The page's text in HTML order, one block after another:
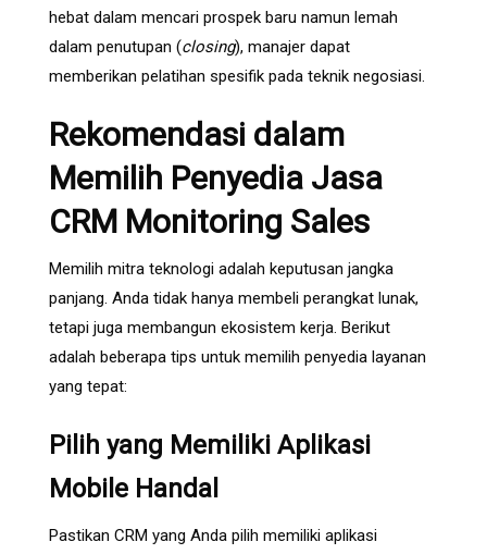
hebat dalam mencari prospek baru namun lemah
dalam penutupan (closing), manajer dapat
memberikan pelatihan spesifik pada teknik negosiasi.
Rekomendasi dalam
Memilih Penyedia Jasa
CRM Monitoring Sales
Memilih mitra teknologi adalah keputusan jangka
panjang. Anda tidak hanya membeli perangkat lunak,
tetapi juga membangun ekosistem kerja. Berikut
adalah beberapa tips untuk memilih penyedia layanan
yang tepat:
Pilih yang Memiliki Aplikasi
Mobile Handal
Pastikan CRM yang Anda pilih memiliki aplikasi